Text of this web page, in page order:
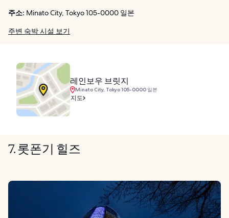
주소: Minato City, Tokyo 105-0000 일본
주변 숙박 시설 보기
레인보우 브릿지
Minato City, Tokyo 105-0000 일본
지도
7. 롯폰기 힐즈